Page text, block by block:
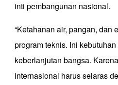
inti pembangunan nasional.
“Ketahanan air, pangan, dan
program teknis. Ini
keberlanjutan bangsa.
internasional harus selaras